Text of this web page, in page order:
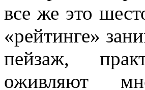
все же это
«рейтинге»
пейзаж,
оживляют